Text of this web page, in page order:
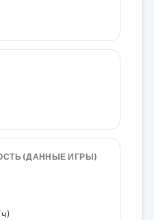
(ДАННЫЕ ИГРЫ)